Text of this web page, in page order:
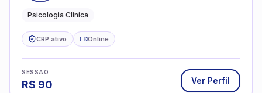
CRP ativo Online
R$90 Ver Perfil